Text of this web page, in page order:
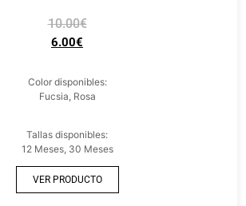
10.00€
6.00€
Color disponibles:
Fucsia, Rosa
Tallas disponibles:
12 Meses, 30 Meses
VER PRODUCTO